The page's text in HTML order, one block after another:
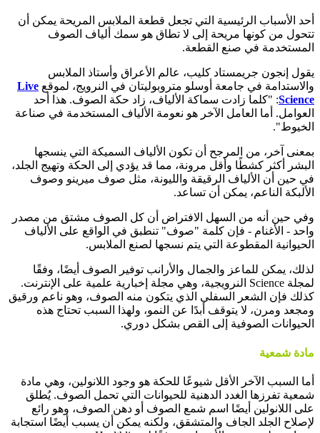
أحد الأسباب الرئيسية التي تجعل قطعة الملابس المريحة يمكن أن
تتحول من كونها مريحة إلى لا تطاق هو سمك ألياف الصوف
المستخدمة في صنع القطعة.
يقول إنجون جريمستاد كليب، عالم الأعراق وأستاذ الملابس
والاستدامة في جامعة أوسلو متروبوليتان في النرويج، لموقع Live
Science: "كلما زادت سماكة الألياف، زاد حكة الصوف. هذا أحد
العوامل. أما العامل الآخر هو نعومة الألياف المستخدمة في صناعة
الخيوط".
بمعنى آخر، من المرجح أن تكون الألياف السميكة التي ينسجها
البشر أكثر كشطًا وأقل مرونة، مما قد يؤدي إلى الحكة وتهيج الجلد،
في حين أن الألياف الرقيقة والليونة، مثل صوف ميرينو وصوف
الألبكة الناعم، يمكن أن تساعد.
وفي حين أنه من السهل الافتراض أن كل الصوف مشتق من مصدر
واحد - الأغنام - فإن كلمة "صوف" تنطبق في الواقع على الألياف
الحيوانية المقطوعة التي يتم نسجها لصنع الملابس.
لذلك، يمكن للماعز والجمال والأرانب توفير الصوف أيضًا، وفقًا
لمجلة Science النرويجية، وهي مجلة إخبارية علمية على الإنترنت.
كذلك فإن الشعر السفلي الذي يتكون منه الصوف، وهو ناعم ورقيق
ومجعد ومرن، لا يتوقف أبدًا عن النمو، ولهذا السبب تحتاج هذه
الحيوانات الصوفية إلى القص بشكل دوري.
مادة شمعية
أما السبب الآخر الأقل شيوعًا للحكة هو وجود اللانولين، وهي مادة
شمعية تفرزها الغدد الدهنية للحيوانات التي تحمل الصوف. يُطلق
على اللانولين أيضًا اسم شمع الصوف أو دهن الصوف، وهو رائع
لإصلاح الجلد الجاف والمتشقق، ولكنه يمكن أن يسبب أيضًا استجابة